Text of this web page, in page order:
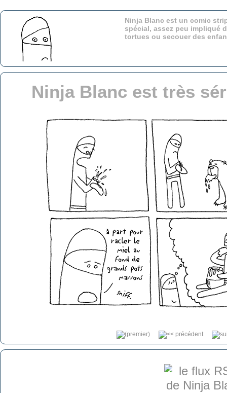
Ninja Blanc est un comic
spécial, assez peu impliqué
tortues ou secouer des
Ninja Blanc est très